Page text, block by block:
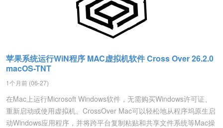
苹果系统运行WiN程序 MAC虚拟机软件 Cross Over 26.2.0
macOS-TNT
1个月前 (06-27)
在Mac上运行Microsoft Windows软件，无需购买Windows许可证、
重新启动或使用虚拟机。CrossOver Mac可以轻松地从程序坞原生启
动Windows应用程序，并将跨平台复制粘贴和共享文件系统等Mac操